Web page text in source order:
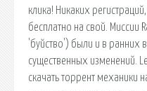
клика! Никаких
бесплатно на свой. Миссии
'буйство') были и в ранних
существенных изменений.
скачать торрент механики